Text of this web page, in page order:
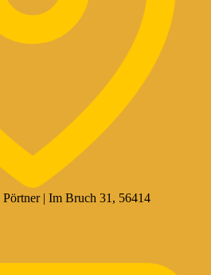
| Im Bruch 31, 56414